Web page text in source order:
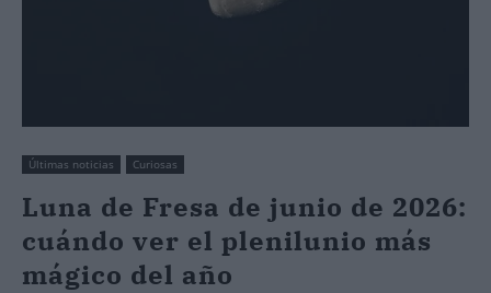
Últimas noticias Curiosas
Luna de Fresa de junio de 2026:
cuándo ver el plenilunio más
mágico del año